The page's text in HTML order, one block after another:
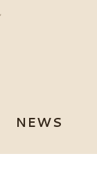
NEWS